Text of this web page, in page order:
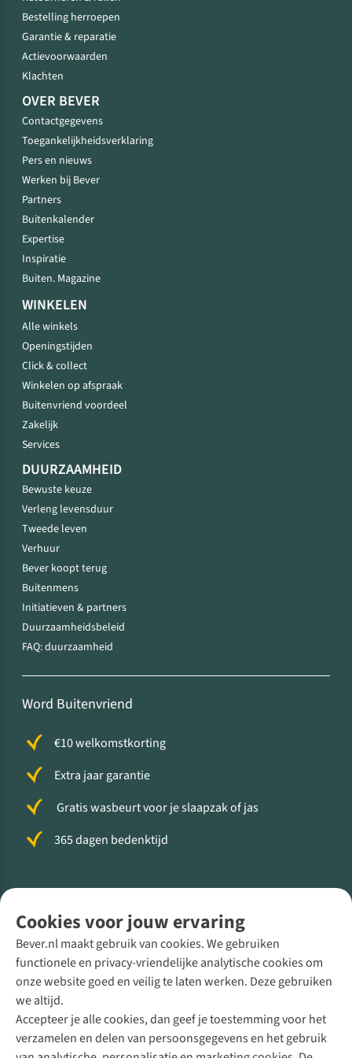
Cookies voor jouw ervaring
Bever.nl maakt gebruik van cookies. We gebruiken
functionele en privacy-vriendelijke analytische cookies om
onze website goed en veilig te laten werken. Deze gebruiken
we altijd.
Accepteer je alle cookies, dan geef je toestemming voor het
verzamelen en delen van persoonsgegevens en het gebruik
Bestelling herroepen
Garantie & reparatie
Actievoorwaarden
Klachten
OVER BEVER
Contactgegevens
Toegankelijkheidsverklaring
Pers en nieuws
Werken bij Bever
Partners
Buitenkalender
Expertise
Inspiratie
Buiten. Magazine
WINKELEN
Alle winkels
Openingstijden
Click & collect
Winkelen op afspraak
Buitenvriend voordeel
Zakelijk
Services
DUURZAAMHEID
Bewuste keuze
Verleng levensduur
Tweede leven
Verhuur
Bever koopt terug
Buitenmens
Initiatieven & partners
Duurzaamheidsbeleid
FAQ: duurzaamheid
Word Buitenvriend
€10 welkomstkorting
Extra jaar garantie
Gratis wasbeurt voor je slaapzak of jas
365 dagen bedenktijd
Direct advies van een Buitenexpert
+31 (0)85 888 50 88
+31 6 12 28 49 80